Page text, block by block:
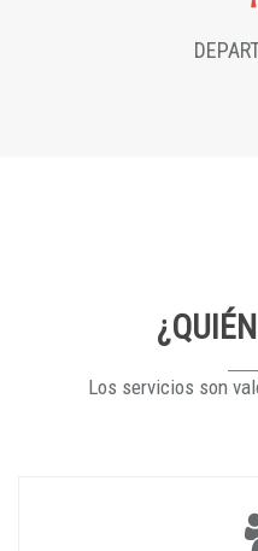
Los servicios son